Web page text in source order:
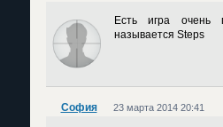
Есть игра
называется Steps
София 23 марта 2014 20:41